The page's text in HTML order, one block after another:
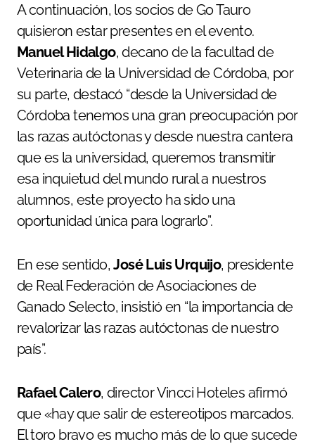
A continuación, los socios de Go Tauro
quisieron estar presentes en el evento.
Manuel Hidalgo, decano de la facultad de
Veterinaria de la Universidad de Córdoba, por
su parte, destacó “desde la Universidad de
Córdoba tenemos una gran preocupación por
las razas autóctonas y desde nuestra cantera
que es la universidad, queremos transmitir
esa inquietud del mundo rural a nuestros
alumnos, este proyecto ha sido una
oportunidad única para lograrlo”.
En ese sentido,José Luis Urquijo, presidente
de Real Federación de Asociaciones de
Ganado Selecto, insistió en “la importancia de
revalorizar las razas autóctonas de nuestro
país”.
Rafael Calero, director Vincci Hoteles afirmó
que «hay que salir de estereotipos marcados.
El toro bravo es mucho más de lo que sucede